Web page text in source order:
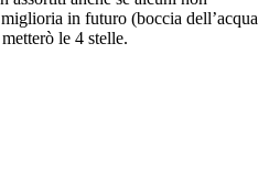
in futuro (boccia dell’acqua
le 4 stelle.